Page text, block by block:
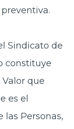
Sindicato de
constituye
que
es el
las Personas,